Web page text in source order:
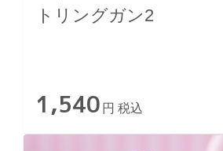
トリングガン2
1,540 円 税込